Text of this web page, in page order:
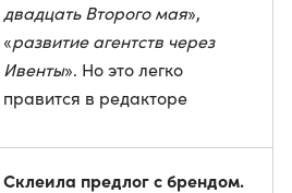
двадцать Второго мая»,
«развитие агентств через
Ивенты». Но это легко
правится в редакторе
Склеила предлог с брендом.